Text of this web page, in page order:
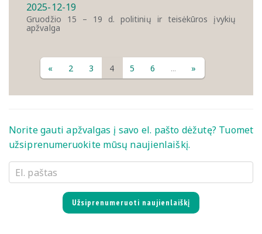
2025-12-19
Gruodžio 15 – 19 d. politinių ir teisėkūros įvykių
apžvalga
« 2 3 4 5 6 ... »
Norite gauti apžvalgas į savo el. pašto dėžutę? Tuomet
užsiprenumeruokite mūsų naujienlaiškį.
Užsiprenumeruoti naujienlaiškį